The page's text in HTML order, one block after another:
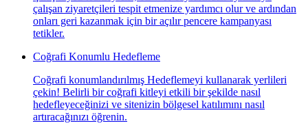
çalışan ziyaretçileri tespit etmenize yardımcı olur ve ardından
onları geri kazanmak için bir açılır pencere kampanyası
tetikler.
Coğrafi Konumlu Hedefleme
Coğrafi konumlandırılmış Hedeflemeyi kullanarak yerlileri
çekin! Belirli bir coğrafi kitleyi etkili bir şekilde nasıl
hedefleyeceğinizi ve sitenizin bölgesel katılımını nasıl
artıracağınızı öğrenin.